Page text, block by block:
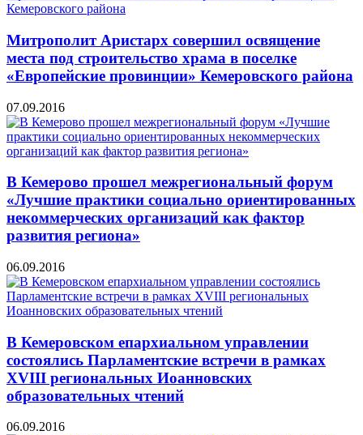
Митрополит Аристарх совершил освящение
места под строительство храма в поселке
«Европейские провинции» Кемеровского района
07.09.2016
В Кемерово прошел межрегиональный форум
«Лучшие практики социально ориентированных
некоммерческих организаций как фактор
развития региона»
06.09.2016
В Кемеровском епархиальном управлении
состоялись Парламентские встречи в рамках
XVIII региональных Иоанновских
образовательных чтений
06.09.2016